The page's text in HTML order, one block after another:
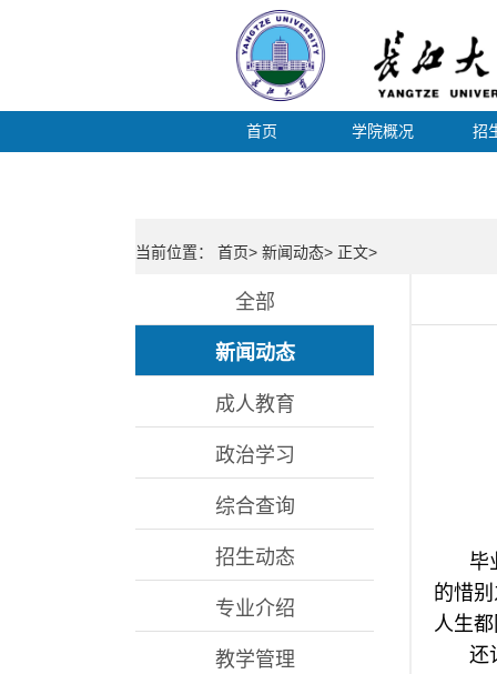
首页 学院概况 招
当前位置： 首页> 新闻动态> 正文>
全部
新闻动态
成人教育
政治学习
综合查询
招生动态
专业介绍
教学管理
毕
的惜
人生
还